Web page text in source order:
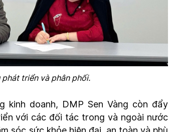
triển và phân phối.
kinh doanh, DMP Sen Vàng còn đẩy
với các đối tác trong và ngoài nước